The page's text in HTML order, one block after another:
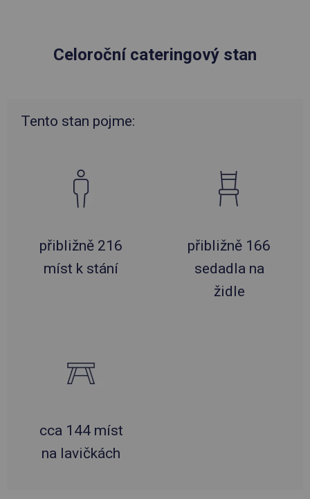
Celoroční cateringový stan
Tento stan pojme:
přibližně 216
míst k stání
přibližně 166
sedadla na
židle
cca 144 míst
na lavičkách